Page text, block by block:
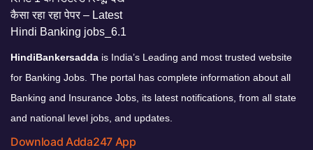
HindiBankersadda is India’s Leading and most trusted website
for Banking Jobs. The portal has complete information about all
Banking and Insurance Jobs, its latest notifications, from all state
and national level jobs, and updates.
Download Adda247 App